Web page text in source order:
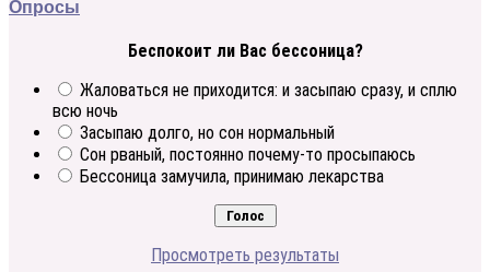
Опросы
Беспокоит ли Вас бессоница?
Жаловаться не приходится: и засыпаю сразу, и сплю
всю ночь
Засыпаю долго, но сон нормальный
Сон рваный, постоянно почему-то просыпаюсь
Бессоница замучила, принимаю лекарства
Просмотреть результаты